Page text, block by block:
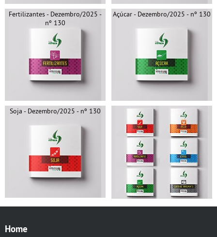
Fertilizantes - Dezembro/2025 -
nº 130
Açúcar - Dezembro/2025 - nº 130
Soja - Dezembro/2025 - nº 130
Home